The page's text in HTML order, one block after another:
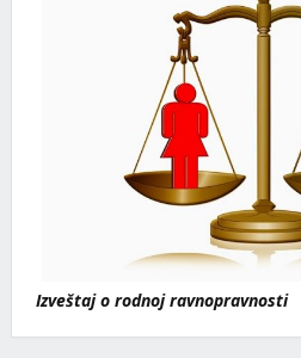
Izveštaj o rodnoj ravnopravnosti